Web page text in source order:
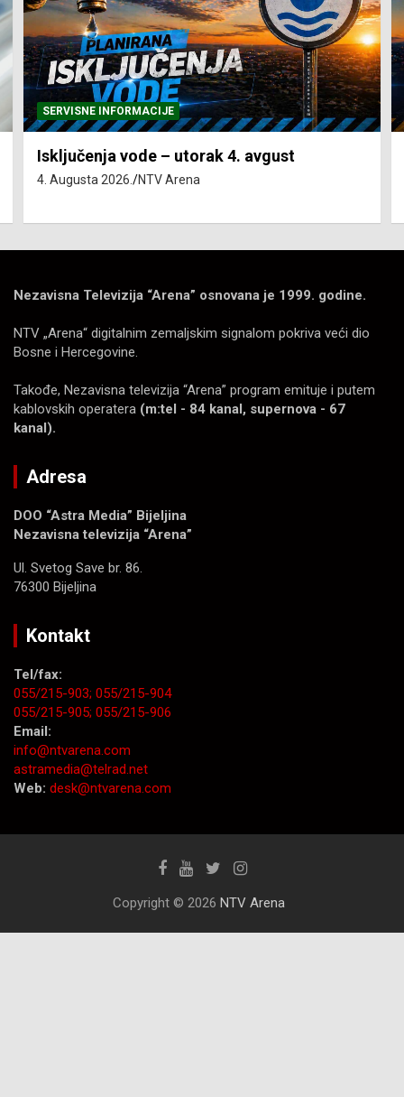
SERVISNE INFORMACIJE
Isključenja vode – utorak 4. avgust
4. Augusta 2026. NTV Arena
Nezavisna Televizija “Arena” osnovana je 1999. godine.
NTV „Arena“ digitalnim zemaljskim signalom pokriva veći dio
Bosne i Hercegovine.
Takođe, Nezavisna televizija “Arena” program emituje i putem
kablovskih operatera (m:tel - 84 kanal, supernova - 67
kanal).
Adresa
DOO “Astra Media” Bijeljina
Nezavisna televizija “Arena”
Ul. Svetog Save br. 86.
76300 Bijeljina
Kontakt
Tel/fax:
055/215-903; 055/215-904
055/215-905; 055/215-906
Email:
info@ntvarena.com
astramedia@telrad.net
Web: desk@ntvarena.com
Copyright © 2026 NTV Arena